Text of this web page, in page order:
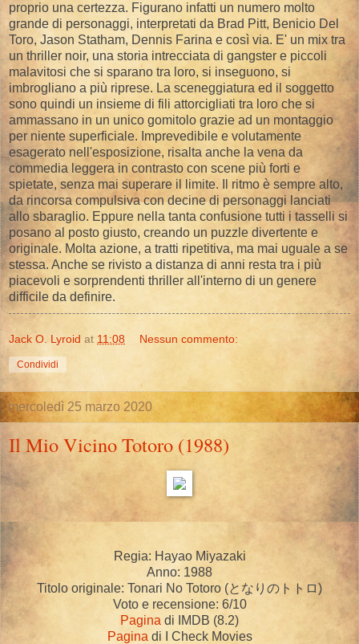
proprio una certezza. Figurano infatti un numero molto
grande di personaggi, interpretati da Brad Pitt, Benicio Del
Toro, Jason Statham, Dennis Farina e così via. E' un mix tra
un thriller noir, una storia intrecciata di gangster e piccoli
malavitosi che si sparano tra loro, si inseguono, si
imbrogliano a più riprese. La sceneggiatura ed il soggetto
sono quindi un insieme di fili attorcigliati tra loro che si
ammassano in un unico gomitolo grazie ad un montaggio
per niente superficiale. Imprevedibile e volutamente
esagerato nell'esposizione, risalta anche la vena da
commedia leggera in contrasto con scene più forti e
spietate, senza mai superare il limite. Il ritmo è sempre alto,
da rincorsa compulsiva con decine di personaggi lanciati
allo sbaraglio. Eppure nella tanta confusione tutti i tasselli si
posano al posto giusto, creando un puzzle divertente e
originale. Molta azione, a tratti ripetitiva, ma mai uguale a se
stessa. Anche se rivisto a distanza di anni resta tra i più
piacevoli e sorprendenti thriller all'interno di un genere
difficile da definire.
Jack O. Lyroid at 11:08 Nessun commento:
Condividi
mercoledì 25 marzo 2020
Il Mio Vicino Totoro (1988)
Regia: Hayao Miyazaki
Anno: 1988
Titolo originale: Tonari No Totoro (となりのトトロ)
Voto e recensione: 6/10
Pagina di IMDB (8.2)
Pagina di I Check Movies